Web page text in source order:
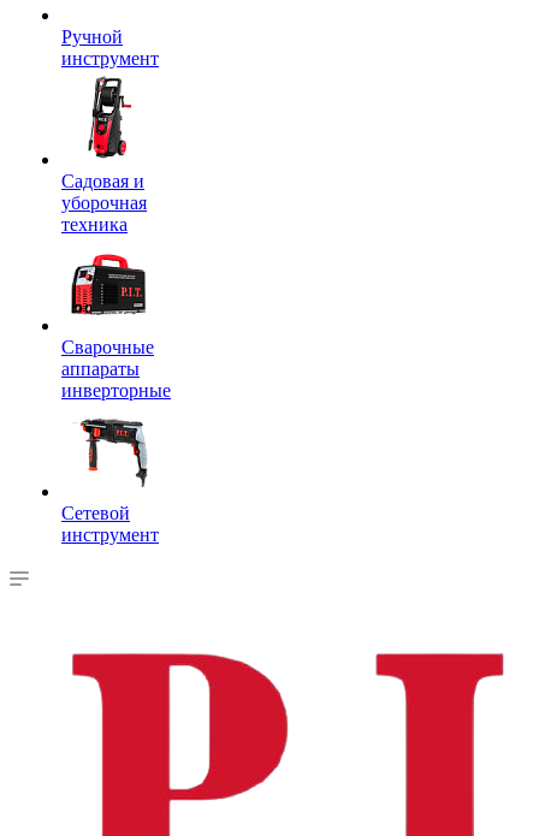
Ручной
инструмент
Садовая и
уборочная
техника
Сварочные
аппараты
инверторные
Сетевой
инструмент